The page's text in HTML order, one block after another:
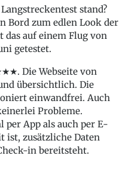
stand?
Bord zum edlen Look der
das auf einem Flug von
getestet.
Die Webseite von
übersichtlich. Die
einwandfrei. Auch
Probleme.
App als auch per E-
ist, zusätzliche Daten
in bereitsteht.